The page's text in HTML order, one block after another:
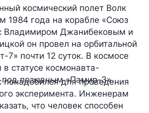
космический полет Волк
1984 года на корабле «Союз
Владимиром Джанибековым и
он провел на орбитальной
7» почти 12 суток. В космосе
в статусе космонавта-
под позывным «Памир-3».
понадобился для проведения
эксперимента. Инженерам
что человек способен